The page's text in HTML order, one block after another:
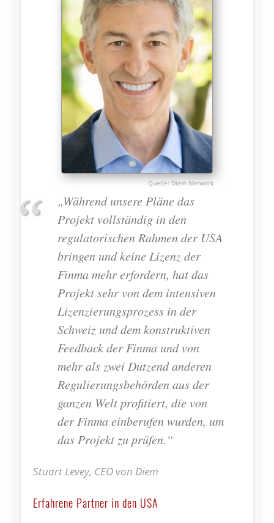
Diem Network
„Während unsere Pläne das
Projekt vollständig in den
regulatorischen Rahmen der USA
bringen und keine Lizenz der
Finma mehr erfordern, hat das
Projekt sehr von dem intensiven
Lizenzierungsprozess in der
Schweiz und dem konstruktiven
Feedback der Finma und von
mehr als zwei Dutzend anderen
Regulierungsbehörden aus der
ganzen Welt profitiert, die von
der Finma einberufen wurden, um
das Projekt zu prüfen.“
Stuart Levey, CEO von Diem
Erfahrene Partner in den USA